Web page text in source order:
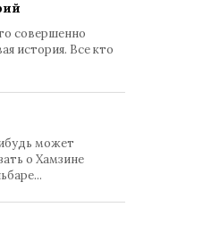
совершенно
история. Все кто
может
о Хамзине